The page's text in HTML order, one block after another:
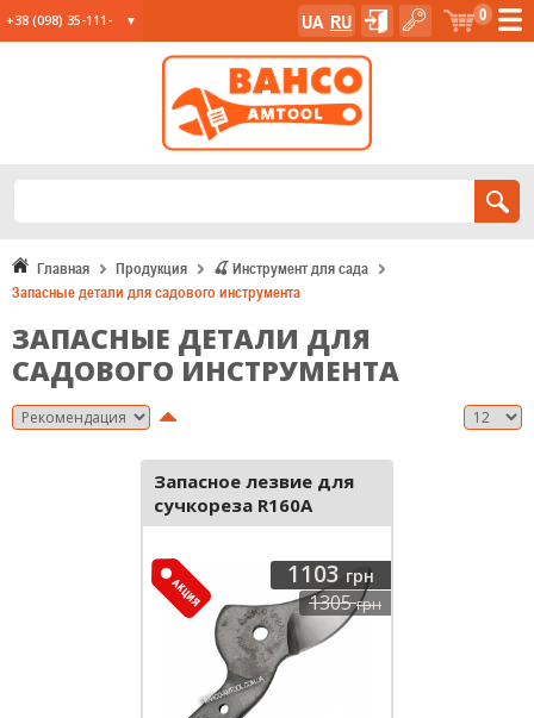
+38 (098) 35-111- 0
UA RU
Главная Продукция
🍒 Инструмент для сада
Запасные детали для садового инструмента
ЗАПАСНЫЕ ДЕТАЛИ ДЛЯ
САДОВОГО ИНСТРУМЕНТА
Запасное лезвие для
сучкореза R160A
1103 грн
1305грн